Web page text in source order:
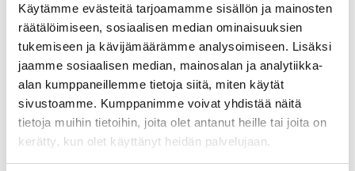
Käytämme evästeitä tarjoamamme sisällön ja mainosten
räätälöimiseen, sosiaalisen median ominaisuuksien
tukemiseen ja kävijämäärämme analysoimiseen. Lisäksi
jaamme sosiaalisen median, mainosalan ja analytiikka-
alan kumppaneillemme tietoja siitä, miten käytät
sivustoamme. Kumppanimme voivat yhdistää näitä
tietoja muihin tietoihin, joita olet antanut heille tai joita on
kerätty, kun olet käyttänyt heidän palvelujaan.
korjausrakentamisesta positiivisesti.
Järjestelmän avulla on helpompi
suunnitella ja seurata
kunnossapitotoimenpiteitä, mikä
parantaa kiinteistön arvoa ja osakkaiden
tyytyväisyyttä.
Yksi Talotuntijan merkittävistä eduista
on tiedon säilyvyys. “Mikäli taloyhtiön
hallitus vaihtuu, kaikki tiedot säilyvät